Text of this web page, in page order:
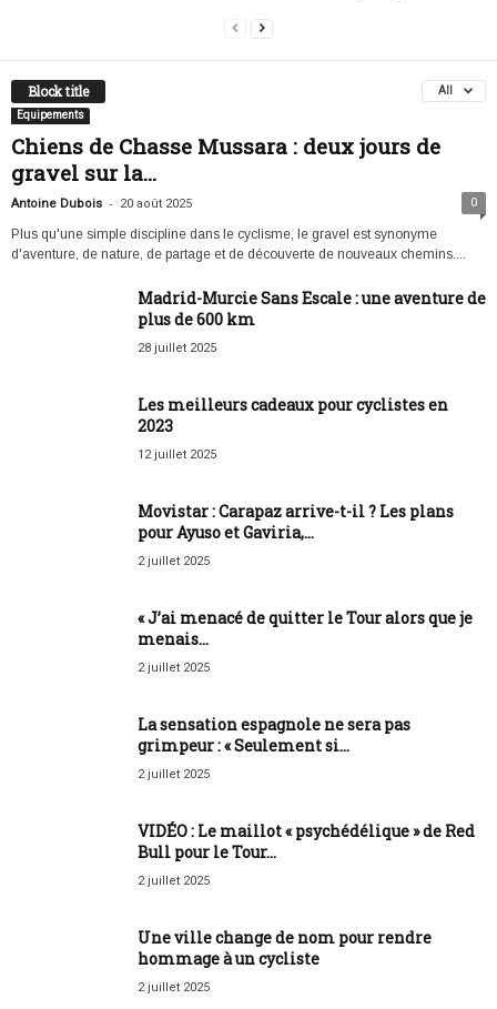
Block title
All
Equipements
Chiens de Chasse Mussara : deux jours de
gravel sur la...
Antoine Dubois - 20 août 2025 0
Plus qu'une simple discipline dans le cyclisme, le gravel est synonyme
d'aventure, de nature, de partage et de découverte de nouveaux chemins....
Madrid-Murcie Sans Escale : une aventure de
plus de 600 km
28 juillet 2025
Les meilleurs cadeaux pour cyclistes en
2023
12 juillet 2025
Movistar : Carapaz arrive-t-il ? Les plans
pour Ayuso et Gaviria,...
2 juillet 2025
« J’ai menacé de quitter le Tour alors que je
menais...
2 juillet 2025
La sensation espagnole ne sera pas
grimpeur : « Seulement si...
2 juillet 2025
VIDÉO : Le maillot « psychédélique » de Red
Bull pour le Tour...
2 juillet 2025
Une ville change de nom pour rendre
hommage à un cycliste
2 juillet 2025